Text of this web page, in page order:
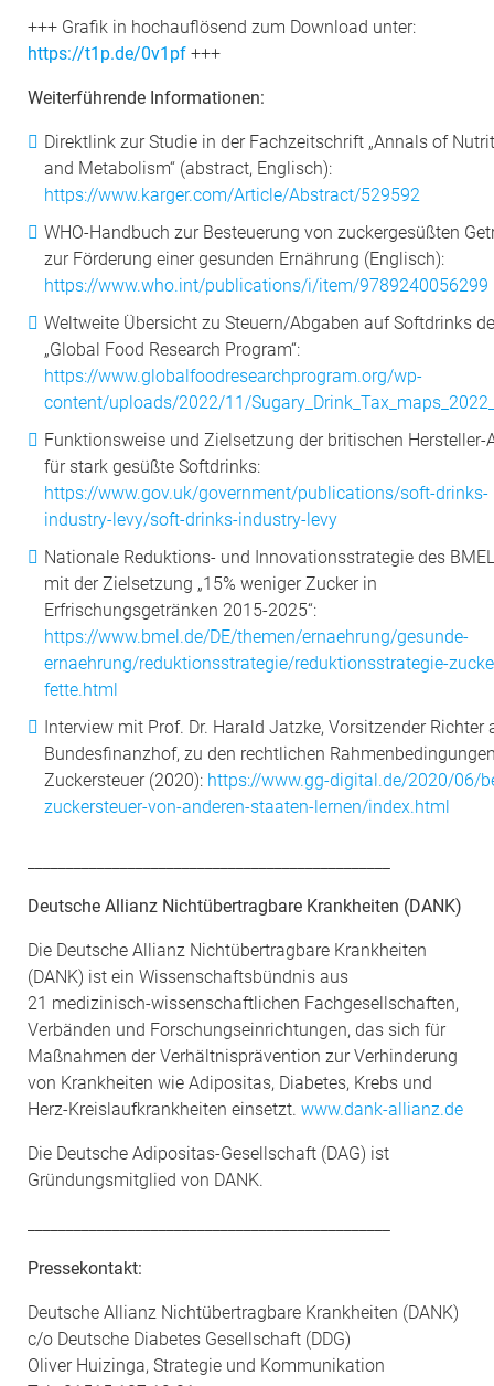
+++ Grafik in hochauflösend zum Download unter:
https://t1p.de/0v1pf +++
Weiterführende Informationen:
Direktlink zur Studie in der Fachzeitschrift „Annals of
and Metabolism“ (abstract, Englisch):
https://www.karger.com/Article/Abstract/529592
WHO-Handbuch zur Besteuerung von zuckergesüßten
zur Förderung einer gesunden Ernährung (Englisch):
https://www.who.int/publications/i/item/9789240056299
Weltweite Übersicht zu Steuern/Abgaben auf Softdrinks
„Global Food Research Program“:
https://www.globalfoodresearchprogram.org/wp-
content/uploads/2022/11/
Funktionsweise und Zielsetzung der britischen Hersteller-
für stark gesüßte Softdrinks:
https://www.gov.uk/government/publications/soft-drinks-
industry-levy/soft-drinks-industry-levy
Nationale Reduktions- und Innovationsstrategie des
mit der Zielsetzung „15% weniger Zucker in
Erfrischungsgetränken 2015-2025“:
https://www.bmel.de/DE/themen/ernaehrung/gesunde-
ernaehrung/reduktionsstrategie/reduktionsstrategie-
fette.html
Interview mit Prof. Dr. Harald Jatzke, Vorsitzender Richter
Bundesfinanzhof, zu den rechtlichen
Zuckersteuer (2020): https://www.gg-digital.de/2020/06/
zuckersteuer-von-anderen-staaten-lernen/index.html
Deutsche Allianz Nichtübertragbare Krankheiten (DANK)
Die Deutsche Allianz Nichtübertragbare Krankheiten
(DANK) ist ein Wissenschaftsbündnis aus
21 medizinisch-wissenschaftlichen Fachgesellschaften,
Verbänden und Forschungseinrichtungen, das sich für
Maßnahmen der Verhältnisprävention zur Verhinderung
von Krankheiten wie Adipositas, Diabetes, Krebs und
Herz-Kreislaufkrankheiten einsetzt. www.dank-allianz.de
Die Deutsche Adipositas-Gesellschaft (DAG) ist
Gründungsmitglied von DANK.
Pressekontakt:
Deutsche Allianz Nichtübertragbare Krankheiten (DANK)
c/o Deutsche Diabetes Gesellschaft (DDG)
Oliver Huizinga, Strategie und Kommunikation